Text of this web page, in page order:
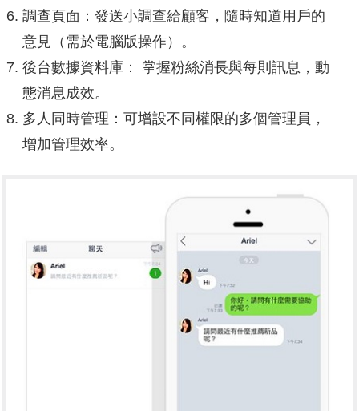
調查頁面：發送小調查給顧客，隨時知道用戶的
意見（需於電腦版操作）。
後台數據資料庫： 掌握粉絲消長與每則訊息，動
態消息成效。
多人同時管理：可增設不同權限的多個管理員，
增加管理效率。